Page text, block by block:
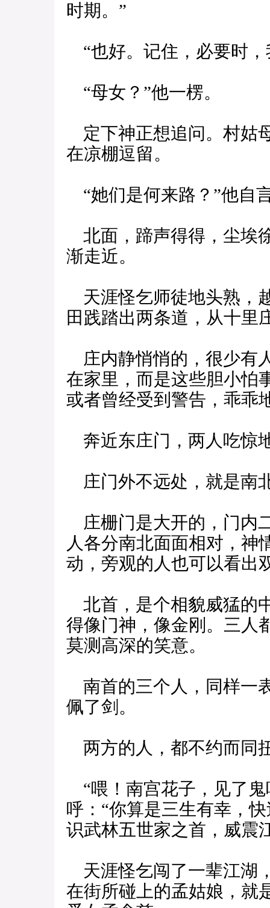
时期。”
“也好。记住，必要时，
“母女？”他一楞。
定下神正想追问。村姑
在凉棚逗留。
“她们是何来路？”他自
北面，蹄声得得，尘埃
渐走近。
天涯怪乞师徒地头熟，
田践踏出两条道，从十里
庄内静悄悄的，很少有
在家里，而是这些胆小怕
或者曾经受到警告，乖乖
奔近东庄门，两人吃惊
庄门外不远处，就是南
庄栅门是大开的，门内
人各分南北面面相对，神
动，旁观的人也可以看出
北首，是个相貌威猛的
得像门神，像金刚。三人
莫测高深的笑意。
南首的三个人，同样一
佩了剑。
两方的人，都不约而同
“喂！南宫花子，见了鬼
呼：“你算是三生有幸，
识武林五世家之首，威震
天涯怪乞闯了一辈江湖
在街所碰上的孟姑娘，就